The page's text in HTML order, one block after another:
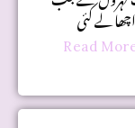
کئی
Read